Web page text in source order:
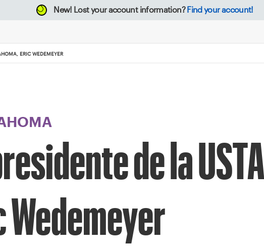
New! Lost your account information? Find your account!
ERIC WEDEMEYER
de la USTA
Wedemeyer